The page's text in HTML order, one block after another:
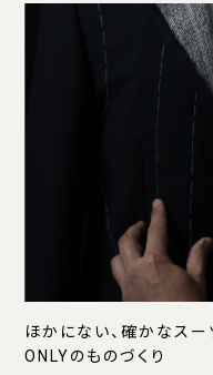
ほかにない、確かなスー
ONLYのものづくり